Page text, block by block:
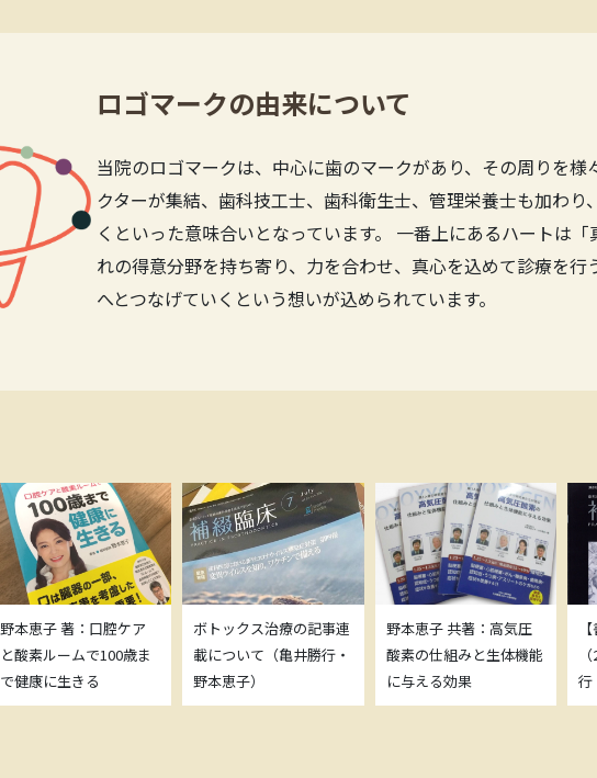
ロゴマークの由来について
当院のロゴマークは、中心に歯のマークがあり、その周りを
クターが集結、歯科技工士、歯科衛生士、管理栄養士も加わ
くといった意味合いとなっています。 一番上にあるハートは
れの得意分野を持ち寄り、力を合わせ、真心を込めて診療を
へとつなげていくという想いが込められています。
野本恵子 著：口腔ケア
と酸素ルームで100歳ま
で健康に生きる
ボトックス治療の記事連
載について（亀井勝行・
野本恵子）
野本恵子 共著：高気圧
酸素の仕組みと生体機能
に与える効果
行